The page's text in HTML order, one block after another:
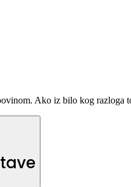
Ako iz bilo kog razloga